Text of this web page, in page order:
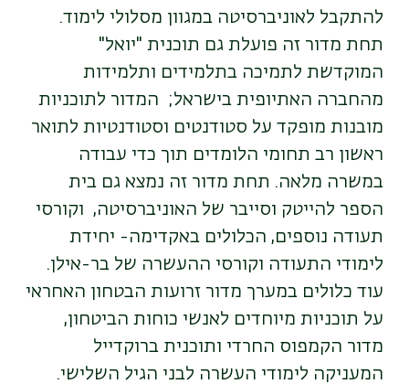
להתקבל לאוניברסיטה במגוון מסלולי לימוד.
תחת מדור זה פועלת גם תוכנית "יואל"
המוקדשת לתמיכה בתלמידים ותלמידות
מהחברה האתיופית בישראל;
המדור לתוכניות
מובנות מופקד על סטודנטים וסטודנטיות לתואר
ראשון רב תחומי הלומדים תוך כדי עבודה
במשרה מלאה. תחת מדור זה נמצא גם בית
הספר להייטק וסייבר של האוניברסיטה, וקורסי
תעודה נוספים, הכלולים באקדימה- יחידת
לימודי התעודה וקורסי ההעשרה של בר-אילן.
עוד כלולים במערך מדור זרועות הבטחון האחראי
על תוכניות מיוחדים לאנשי כוחות הביטחון,
מדור הקמפוס החרדי ותוכנית ברוקדייל
המעניקה לימודי העשרה לבני הגיל השלישי.